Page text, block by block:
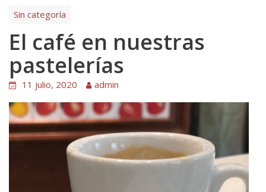
Sin categoría
El café en nuestras
pastelerías
11 julio, 2020 admin